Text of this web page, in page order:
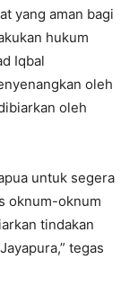
yang aman bagi
hukum
Iqbal
oleh
oleh
untuk segera
oknum-oknum
tindakan
tegas